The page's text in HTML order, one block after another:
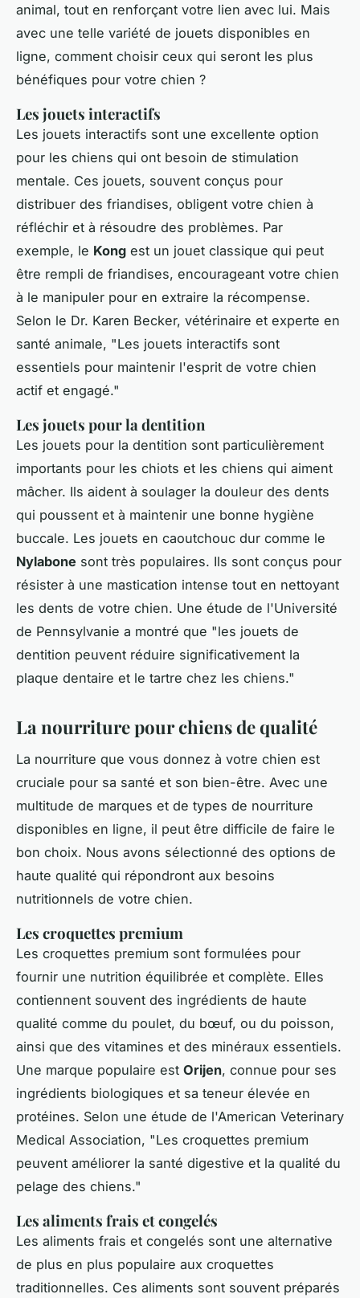
animal, tout en renforçant votre lien avec lui. Mais
avec une telle variété de jouets disponibles en
ligne, comment choisir ceux qui seront les plus
bénéfiques pour votre chien ?
Les jouets interactifs
Les jouets interactifs sont une excellente option
pour les chiens qui ont besoin de stimulation
mentale. Ces jouets, souvent conçus pour
distribuer des friandises, obligent votre chien à
réfléchir et à résoudre des problèmes. Par
exemple, le Kong est un jouet classique qui peut
être rempli de friandises, encourageant votre chien
à le manipuler pour en extraire la récompense.
Selon le Dr. Karen Becker, vétérinaire et experte en
santé animale, "Les jouets interactifs sont
essentiels pour maintenir l'esprit de votre chien
actif et engagé."
Les jouets pour la dentition
Les jouets pour la dentition sont particulièrement
importants pour les chiots et les chiens qui aiment
mâcher. Ils aident à soulager la douleur des dents
qui poussent et à maintenir une bonne hygiène
buccale. Les jouets en caoutchouc dur comme le
Nylabone sont très populaires. Ils sont conçus pour
résister à une mastication intense tout en nettoyant
les dents de votre chien. Une étude de l'Université
de Pennsylvanie a montré que "les jouets de
dentition peuvent réduire significativement la
plaque dentaire et le tartre chez les chiens."
La nourriture pour chiens de qualité
La nourriture que vous donnez à votre chien est
cruciale pour sa santé et son bien-être. Avec une
multitude de marques et de types de nourriture
disponibles en ligne, il peut être difficile de faire le
bon choix. Nous avons sélectionné des options de
haute qualité qui répondront aux besoins
nutritionnels de votre chien.
Les croquettes premium
Les croquettes premium sont formulées pour
fournir une nutrition équilibrée et complète. Elles
contiennent souvent des ingrédients de haute
qualité comme du poulet, du bœuf, ou du poisson,
ainsi que des vitamines et des minéraux essentiels.
Une marque populaire est Orijen, connue pour ses
ingrédients biologiques et sa teneur élevée en
protéines. Selon une étude de l'American Veterinary
Medical Association, "Les croquettes premium
peuvent améliorer la santé digestive et la qualité du
pelage des chiens."
Les aliments frais et congelés
Les aliments frais et congelés sont une alternative
de plus en plus populaire aux croquettes
traditionnelles. Ces aliments sont souvent préparés